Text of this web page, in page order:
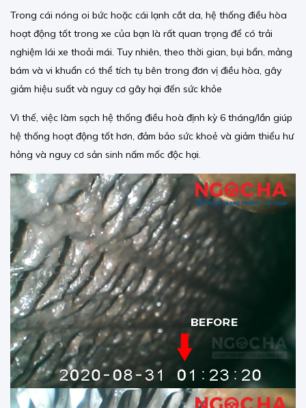
Trong cái nóng oi bức hoặc cái lạnh cắt da, hệ thống điều hòa
hoạt động tốt trong xe của bạn là rất quan trọng để có trải
nghiệm lái xe thoải mái. Tuy nhiên, theo thời gian, bụi bẩn, mảng
bám và vi khuẩn có thể tích tụ bên trong đơn vị điều hòa, gây
giảm hiệu suất và nguy cơ gây hại đến sức khỏe
Vì thế, việc làm sạch hệ thống điều hoà định kỳ 6 tháng/lần giúp
hệ thống hoạt động tốt hơn, đảm bảo sức khoẻ và giảm thiểu hư
hỏng và nguy cơ sản sinh nấm mốc độc hại.